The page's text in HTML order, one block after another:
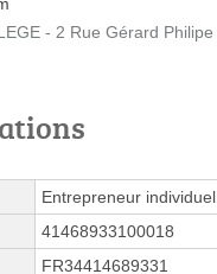
- 2 Rue Gérard Philipe
Entrepreneur individuel
41468933100018
FR34414689331